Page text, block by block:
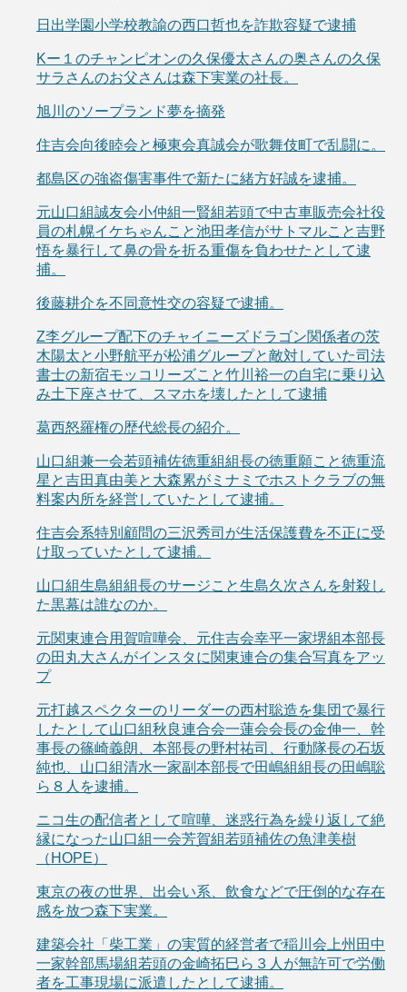
日出学園小学校教諭の西口哲也を詐欺容疑で逮捕
Kー１のチャンピオンの久保優太さんの奥さんの久保
サラさんのお父さんは森下実業の社長。
旭川のソープランド夢を摘発
住吉会向後睦会と極東会真誠会が歌舞伎町で乱闘に。
都島区の強盗傷害事件で新たに緒方好誠を逮捕。
元山口組誠友会小仲組一賢組若頭で中古車販売会社役
員の札幌イケちゃんこと池田孝信がサトマルこと吉野
悟を暴行して鼻の骨を折る重傷を負わせたとして逮
捕。
後藤耕介を不同意性交の容疑で逮捕。
Z李グループ配下のチャイニーズドラゴン関係者の茨
木陽太と小野航平が松浦グループと敵対していた司法
書士の新宿モッコリーズこと竹川裕一の自宅に乗り込
み土下座させて、スマホを壊したとして逮捕
葛西怒羅権の歴代総長の紹介。
山口組兼一会若頭補佐徳重組組長の徳重願こと徳重流
星と吉田真由美と大森累がミナミでホストクラブの無
料案内所を経営していたとして逮捕。
住吉会系特別顧問の三沢秀司が生活保護費を不正に受
け取っていたとして逮捕。
山口組生島組組長のサージこと生島久次さんを射殺し
た黒幕は誰なのか。
元関東連合用賀喧嘩会、元住吉会幸平一家堺組本部長
の田丸大さんがインスタに関東連合の集合写真をアッ
プ
元打越スペクターのリーダーの西村聡造を集団で暴行
したとして山口組秋良連合会一蓮会会長の金伸一、幹
事長の篠崎義朗、本部長の野村祐司、行動隊長の石坂
純也、山口組清水一家副本部長で田嶋組組長の田嶋聡
ら８人を逮捕。
ニコ生の配信者として喧嘩、迷惑行為を繰り返して絶
縁になった山口組一会芳賀組若頭補佐の魚津美樹
（HOPE）
東京の夜の世界、出会い系、飲食などで圧倒的な存在
感を放つ森下実業。
建築会社「柴工業」の実質的経営者で稲川会上州田中
一家幹部馬場組若頭の金崎拓巳ら３人が無許可で労働
者を工事現場に派遣したとして逮捕。